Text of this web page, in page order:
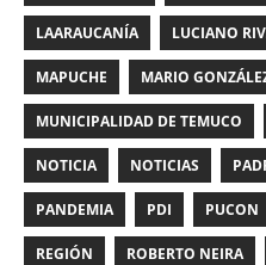
LAARAUCANÍA LUCIANO
MAPUCHE MARIO
MUNICIPALIDAD DE TEMUCO
NOTICIA NOTICIAS
PANDEMIA PDI PUCON
REGIÓN ROBERTO NEIRA